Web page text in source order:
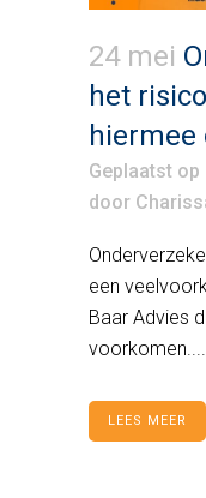
24 mei
het
hiermee
Geplaatst op
door
een
Baar Advies
voorkomen....
LEES MEER